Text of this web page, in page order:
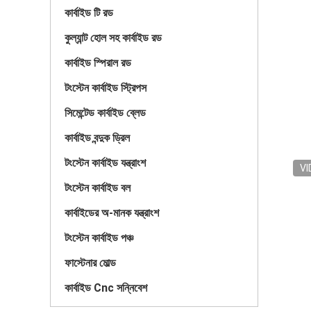
কার্বাইড টি রড
কুল্যান্ট হোল সহ কার্বাইড রড
কার্বাইড স্পিরাল রড
টংস্টেন কার্বাইড স্ট্রিপস
সিমেন্টেড কার্বাইড ব্লেড
কার্বাইড বন্দুক ড্রিল
টংস্টেন কার্বাইড যন্ত্রাংশ
টংস্টেন কার্বাইড বল
কার্বাইডের অ-মানক যন্ত্রাংশ
টংস্টেন কার্বাইড পঞ্চ
ফাস্টেনার মোল্ড
কার্বাইড Cnc সন্নিবেশ